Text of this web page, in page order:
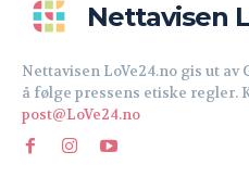
Nettavisen
Nettavisen LoVe24.no gis ut
å følge pressens etiske regler.
post@LoVe24.no